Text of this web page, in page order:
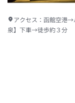
アクセス： 函館空港→
泉】下車→徒歩約３分